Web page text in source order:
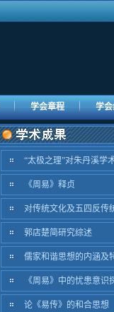
学会章程 学
“太极之理”对朱丹溪学
《周易》释贞
对传统文化及五四反传
郭店楚简研究综述
儒家和谐思想的内涵及
《周易》中的忧患意识
论《易传》的和合思想